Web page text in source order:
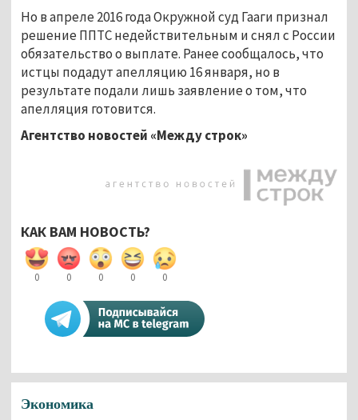
Но в апреле 2016 года Окружной суд Гааги признал
решение ППТС недействительным и снял с России
обязательство о выплате. Ранее сообщалось, что
истцы подадут апелляцию 16 января, но в
результате подали лишь заявление о том, что
апелляция готовится.
Агентство новостей «Между строк»
КАК ВАМ НОВОСТЬ?
0 0 0 0 0
Экономика